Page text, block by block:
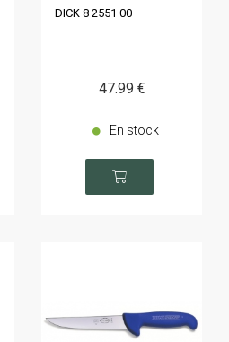
DICK 8 2551 00
47.99 €
En stock